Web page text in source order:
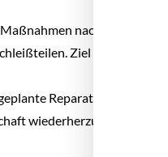
nach
Ziel ist es, die
Reparaturen oder
wiederherzustellen.